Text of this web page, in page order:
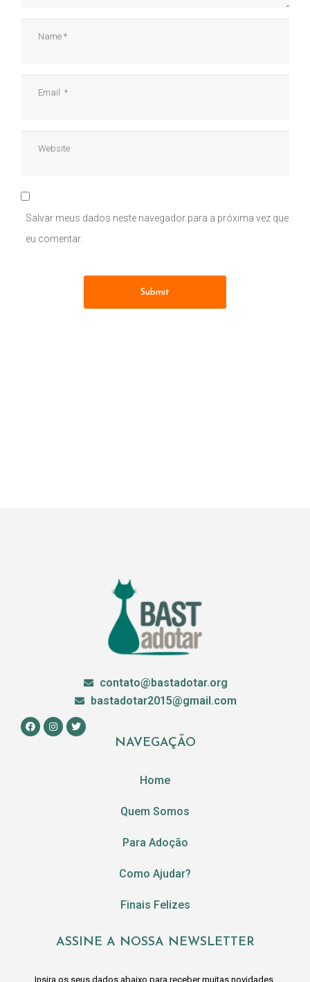
Salvar meus dados neste navegador para a próxima vez que
eu comentar.
Submit
contato@bastadotar.org
bastadotar2015@gmail.com
NAVEGAÇÃO
Home
Quem Somos
Para Adoção
Como Ajudar?
Finais Felizes
ASSINE A NOSSA NEWSLETTER
Insira os seus dados abaixo para receber muitas novidades.